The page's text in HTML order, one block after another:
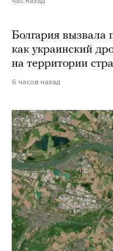
Болгария вызвала
как украинский
на территории
6 часов назад